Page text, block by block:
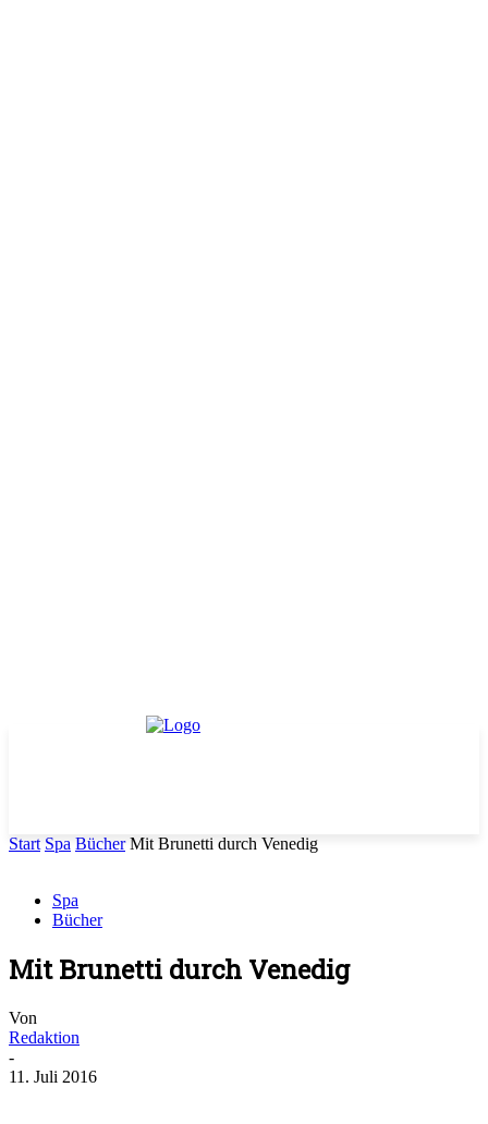
Start Spa Bücher Mit Brunetti durch Venedig
Spa
Bücher
Mit Brunetti durch Venedig
Von
Redaktion
-
11. Juli 2016